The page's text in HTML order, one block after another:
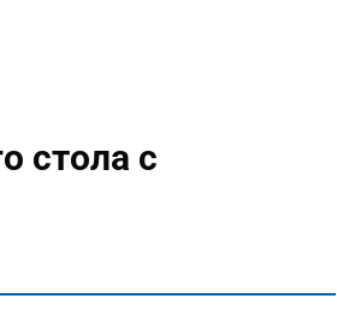
стола с